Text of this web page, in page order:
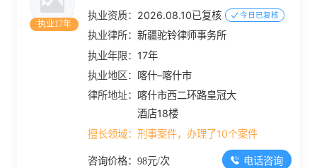
执业17年
执业资质： 2026.08.10已复核 今日已复核
执业律所：新疆驼铃律师事务所
执业年限： 17年
执业地区： 喀什–喀什市
律所地址： 喀什市西二环路皇冠大
酒店18楼
擅长领域：刑事案件，办理了10个案件
咨询价格：98元/次 电话咨询